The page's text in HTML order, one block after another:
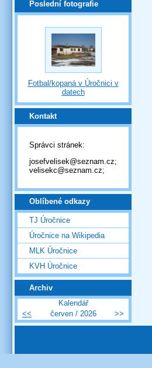
Poslední fotografie
Fotbal/kopaná v Úročnici v
datech
Kontakt
Správci stránek:
josefvelisek@seznam.cz;
velisekc@seznam.cz;
Oblíbené odkazy
TJ Úročnice
Úročnice na Wikipedia
MLK Úročnice
KVH Úročnice
Archiv
Kalendář
<<
červen / 2026 >>